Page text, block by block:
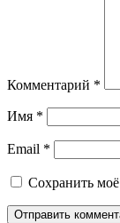
Комментарий *
Имя *
Email *
Сохранить